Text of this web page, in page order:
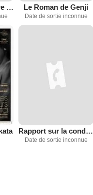
Le Trone du theatre no Le Roman de Genji
Date de sortie inconnue
Rapport sur la conduite du professeur Ishinaka
Date de sortie inconnue